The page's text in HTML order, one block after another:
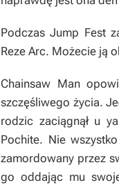
Podczas Jump Fest
Reze Arc. Możecie ją
Chainsaw Man
szczęśliwego życia.
rodzic zaciągnął u
Pochite. Nie
zamordowany przez
go oddając mu